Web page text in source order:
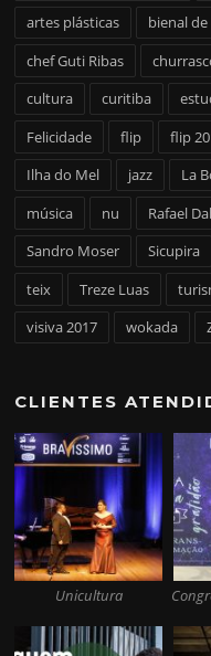
artes plásticas
bienal
chef Guti Ribas
cultura
curitiba
Felicidade
flip flip
Ilha do Mel
jazz La
música
nu Rafael
Sandro Moser
Sicupira
teix
Treze Luas
visiva 2017
wokada
CLIENTES
Unicultura